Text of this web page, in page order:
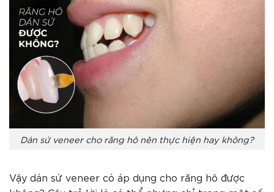
Dán sứ veneer cho răng hô nên thực hiện hay không?
Vậy dán sứ veneer có áp dụng cho răng hô được